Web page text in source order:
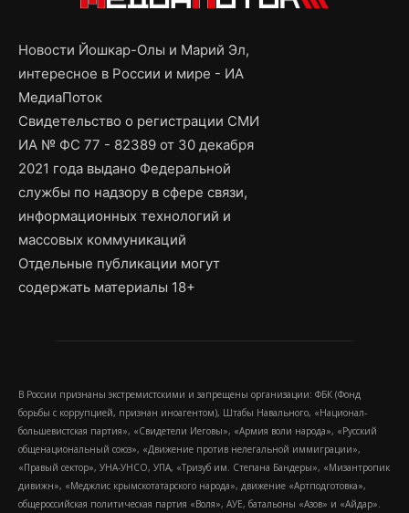
Новости Йошкар-Олы и Марий Эл,
интересное в России и мире - ИА
МедиаПоток
Свидетельство о регистрации СМИ
ИА № ФС 77 - 82389 от 30 декабря
2021 года выдано Федеральной
службы по надзору в сфере связи,
информационных технологий и
массовых коммуникаций
Отдельные публикации могут
содержать материалы 18+
В России признаны экстремистскими и запрещены организации: ФБК (Фонд
борьбы с коррупцией, признан иноагентом), Штабы Навального, «Национал-
большевистская партия», «Свидетели Иеговы», «Армия воли народа», «Русский
общенациональный союз», «Движение против нелегальной иммиграции»,
«Правый сектор», УНА-УНСО, УПА, «Тризуб им. Степана Бандеры», «Мизантропик
дивижн», «Меджлис крымскотатарского народа», движение «Артподготовка»,
общероссийская политическая партия «Воля», АУЕ, батальоны «Азов» и «Айдар».